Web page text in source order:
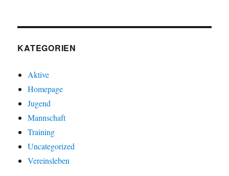
KATEGORIEN
Aktive
Homepage
Jugend
Mannschaft
Training
Uncategorized
Vereinsleben